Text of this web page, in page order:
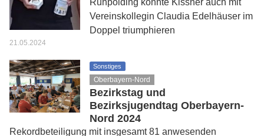
Ruhpolding konnte Kissner auch mit
Vereinskollegin Claudia Edelhäuser im
Doppel triumphieren
21.05.2024
Sonstiges
Oberbayern-Nord
Bezirkstag und
Bezirksjugendtag Oberbayern-
Nord 2024
Rekordbeteiligung mit insgesamt 81 anwesenden